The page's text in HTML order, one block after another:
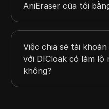
AniEraser của tôi
Việc chia sẻ tài
với DICloak có làm lộ
không?